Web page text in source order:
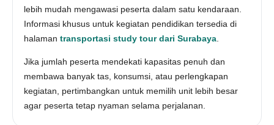
lebih mudah mengawasi peserta dalam satu kendaraan.
Informasi khusus untuk kegiatan pendidikan tersedia di
halamantransportasi study tour dari Surabaya
Jika jumlah peserta mendekati kapasitas penuh dan
membawa banyak tas, konsumsi, atau perlengkapan
kegiatan, pertimbangkan untuk memilih unit lebih besar
agar peserta tetap nyaman selama perjalanan.